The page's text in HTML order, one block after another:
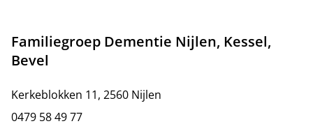
Familiegroep Dementie Nijlen, Kessel,
Bevel
Kerkeblokken 11, 2560 Nijlen
0479 58 49 77